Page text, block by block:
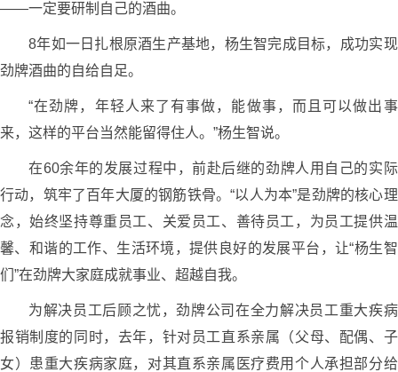
——一定要研制自己的酒曲。
8年如一日扎根原酒生产基地，杨生智完成目标，成功实现
劲牌酒曲的自给自足。
“在劲牌，年轻人来了有事做，能做事，而且可以做出事
来，这样的平台当然能留得住人。”杨生智说。
在60余年的发展过程中，前赴后继的劲牌人用自己的实际
行动，筑牢了百年大厦的钢筋铁骨。“以人为本”是劲牌的核心理
念，始终坚持尊重员工、关爱员工、善待员工，为员工提供温
馨、和谐的工作、生活环境，提供良好的发展平台，让“杨生智
们”在劲牌大家庭成就事业、超越自我。
为解决员工后顾之忧，劲牌公司在全力解决员工重大疾病
报销制度的同时，去年，针对员工直系亲属（父母、配偶、子
女）患重大疾病家庭，对其直系亲属医疗费用个人承担部分给